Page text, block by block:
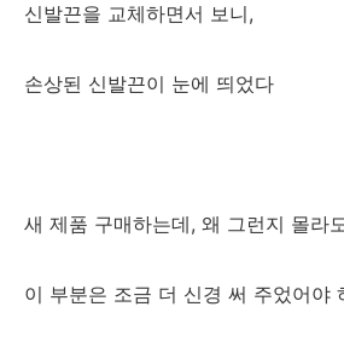
신발끈을 교체하면서 보니,
손상된 신발끈이 눈에 띄었다
새 제품 구매하는데, 왜 그런지 몰라
이 부분은 조금 더 신경 써 주었어야